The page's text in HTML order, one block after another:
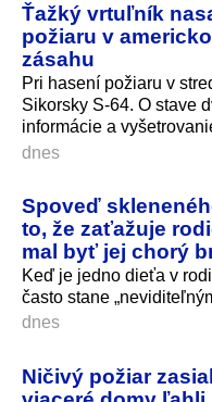
Ťažký vrtuľník
požiaru v
zásahu
Pri hasení požiaru v
Sikorsky S-64. O stave
informácie a
dnes
Spoveď
to, že zaťažuje
mal byť jej chorý
Keď je jedno dieťa v
často stane
dnes
Ničivý požiar